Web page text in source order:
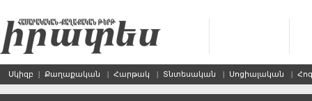
Սկիզբ | Քաղաքական | Հարթակ | Տնտեսական | Սոցիալական |